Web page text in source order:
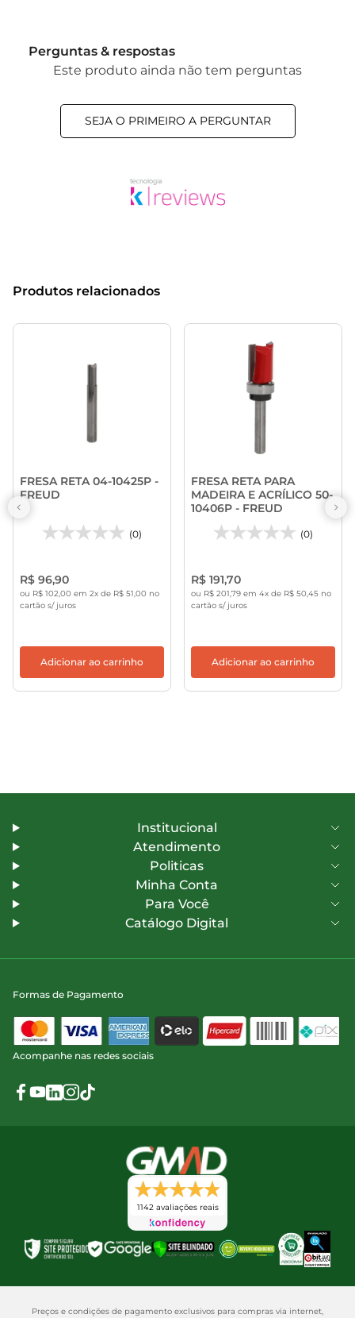
Perguntas & respostas
Este produto ainda não tem perguntas
SEJA O PRIMEIRO A PERGUNTAR
Produtos relacionados
FRESA RETA 04-10425P -
FREUD
(0)
R$ 96,90
ou R$ 102,00 em 2x de R$ 51,00 no
cartão s/ juros
Adicionar ao carrinho
FRESA RETA PARA
MADEIRA E ACRÍLICO 50-
10406P - FREUD
(0)
R$ 191,70
ou R$ 201,79 em 4x de R$ 50,45 no
cartão s/ juros
Adicionar ao carrinho
Institucional
Atendimento
Politicas
Minha Conta
Para Você
Catálogo Digital
Formas de Pagamento
Acompanhe nas redes sociais
1142 avaliações reais
Preços e condições de pagamento exclusivos para compras via internet,